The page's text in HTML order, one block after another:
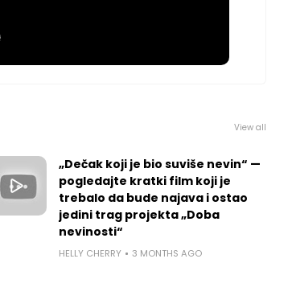
View all
„Dečak koji je bio suviše nevin“ —
pogledajte kratki film koji je
trebalo da bude najava i ostao
jedini trag projekta „Doba
nevinosti“
HELLY CHERRY 3 MONTHS AGO